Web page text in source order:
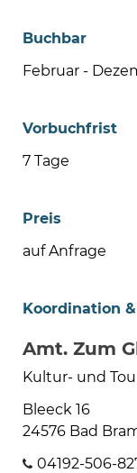
Buchbar
Februar -
Vorbuchfrist
7 Tage
Preis
auf Anfrage
Koordination
Amt. Zum
Kultur- und
Bleeck 16
24576 Bad
04192-506-